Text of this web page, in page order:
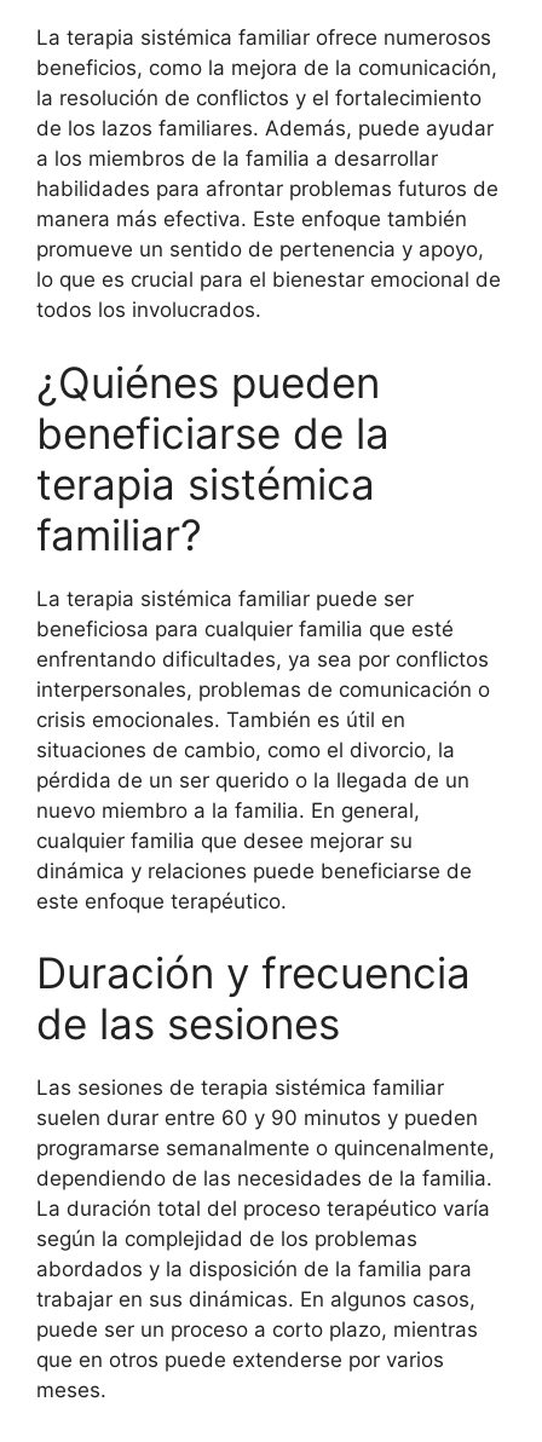
La terapia sistémica familiar ofrece numerosos
beneficios, como la mejora de la comunicación,
la resolución de conflictos y el fortalecimiento
de los lazos familiares. Además, puede ayudar
a los miembros de la familia a desarrollar
habilidades para afrontar problemas futuros de
manera más efectiva. Este enfoque también
promueve un sentido de pertenencia y apoyo,
lo que es crucial para el bienestar emocional de
todos los involucrados.
¿Quiénes pueden
beneficiarse de la
terapia sistémica
familiar?
La terapia sistémica familiar puede ser
beneficiosa para cualquier familia que esté
enfrentando dificultades, ya sea por conflictos
interpersonales, problemas de comunicación o
crisis emocionales. También es útil en
situaciones de cambio, como el divorcio, la
pérdida de un ser querido o la llegada de un
nuevo miembro a la familia. En general,
cualquier familia que desee mejorar su
dinámica y relaciones puede beneficiarse de
este enfoque terapéutico.
Duración y frecuencia
de las sesiones
Las sesiones de terapia sistémica familiar
suelen durar entre 60 y 90 minutos y pueden
programarse semanalmente o quincenalmente,
dependiendo de las necesidades de la familia.
La duración total del proceso terapéutico varía
según la complejidad de los problemas
abordados y la disposición de la familia para
trabajar en sus dinámicas. En algunos casos,
puede ser un proceso a corto plazo, mientras
que en otros puede extenderse por varios
meses.